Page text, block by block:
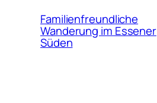
Familienfreundliche
Wanderung im Essener
Süden